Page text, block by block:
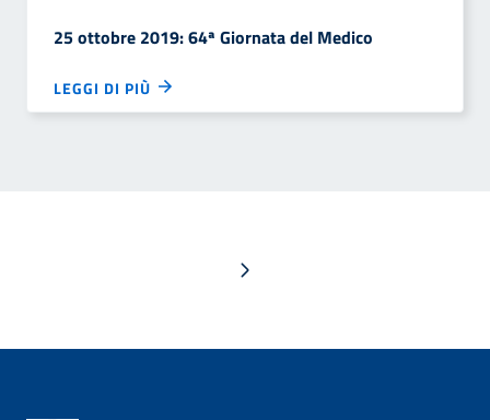
25 ottobre 2019: 64ª Giornata del Medico
LEGGI DI PIÙ
Pagina successiva